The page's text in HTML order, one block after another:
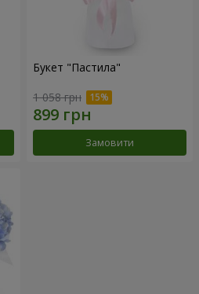
Букет "Пастила"
1 058 грн
Замовити